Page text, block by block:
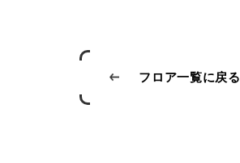
フロア一覧に戻る